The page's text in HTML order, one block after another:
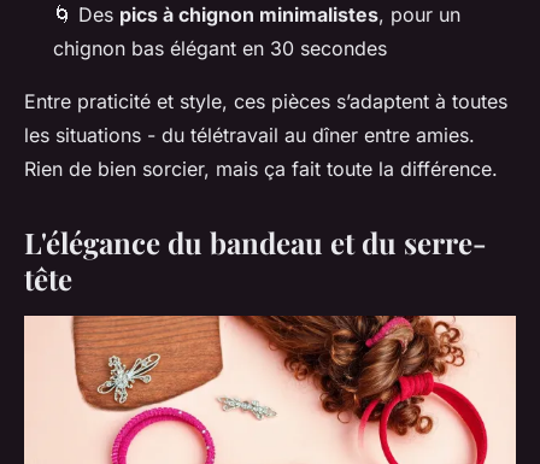
🌀 Des pics à chignon minimalistes, pour un
chignon bas élégant en 30 secondes
Entre praticité et style, ces pièces s’adaptent à toutes
les situations - du télétravail au dîner entre amies.
Rien de bien sorcier, mais ça fait toute la différence.
L'élégance du bandeau et du serre-
tête